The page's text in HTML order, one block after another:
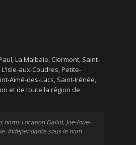
La Malbaie, Clermont, Saint-
aux-Coudres, Petite-
Aimé-des-Lacs, Saint-Irénée,
et de toute la région de
noms Location Galiot, Joe-loue-
Indépendante sous le nom